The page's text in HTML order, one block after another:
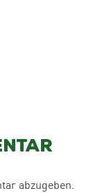
abzugeben.